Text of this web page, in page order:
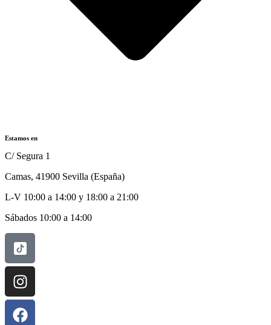
Estamos en
C/ Segura 1
Camas, 41900 Sevilla (España)
L-V 10:00 a 14:00 y 18:00 a 21:00
Sábados 10:00 a 14:00